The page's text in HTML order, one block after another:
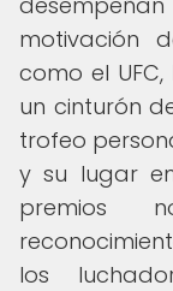
motivación
como el
un cinturón
trofeo
y su lugar
premios
los